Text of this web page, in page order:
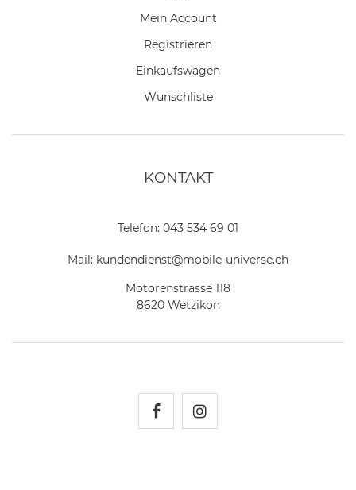
Mein Account
Registrieren
Einkaufswagen
Wunschliste
KONTAKT
Telefon: 043 534 69 01
Mail: kundendienst@mobile-universe.ch
Motorenstrasse 118
8620 Wetzikon